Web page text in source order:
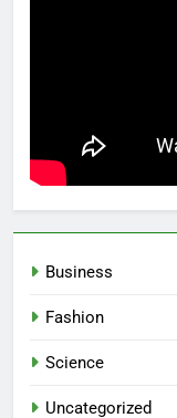
Business
Fashion
Science
Uncategorized